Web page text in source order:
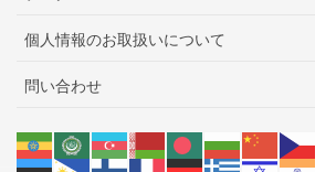
個人情報のお取扱いについて
問い合わせ